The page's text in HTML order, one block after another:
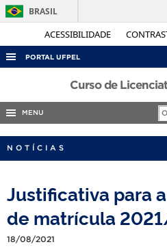
ACESSIBILIDADE
BRASIL
PORTAL UFPEL
ACESSO À INFORMAÇÃO
AUDITORIA
CONCURSOS
INTERNACIONAL
OUVIDORIA
PORTARIAS
Curso de
MENU
NOTÍCIAS
Justificativa para
de matrícula
18/08/2021